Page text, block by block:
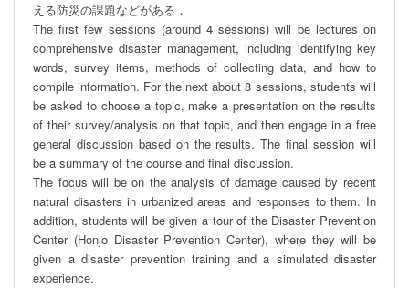
える防災の課題などがある．
The first few sessions (around 4 sessions) will be lectures on
comprehensive disaster management, including identifying key
words, survey items, methods of collecting data, and how to
compile information. For the next about 8 sessions, students will
be asked to choose a topic, make a presentation on the results
of their survey/analysis on that topic, and then engage in a free
general discussion based on the results. The final session will
be a summary of the course and final discussion.
The focus will be on the analysis of damage caused by recent
natural disasters in urbanized areas and responses to them. In
addition, students will be given a tour of the Disaster Prevention
Center (Honjo Disaster Prevention Center), where they will be
given a disaster prevention training and a simulated disaster
experience.